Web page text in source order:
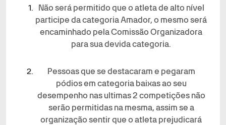
Não será permitido que o atleta de alto nível
participe da categoria Amador, o mesmo será
encaminhado pela Comissão Organizadora
para sua devida categoria.
Pessoas que se destacaram e pegaram
pódios em categoria baixas ao seu
desempenho nas ultimas 2 competições não
serão permitidas na mesma, assim se a
organização sentir que o atleta prejudicará